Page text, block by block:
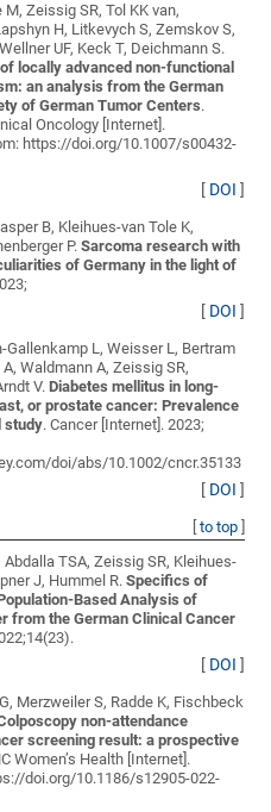
Zeissig SR, Tol KK van,
H, Litkevych S, Zemskov S,
UF, Keck T, Deichmann S.
locally advanced non-functional
an analysis from the German
of German Tumor Centers.
Oncology [Internet].
https://doi.org/10.1007/s00432-
[ DOI ]
B, Kleihues-van Tole K,
P.Sarcoma research with
of Germany in the light of
[ DOI ]
Gallenkamp L, Weisser L, Bertram
Waldmann A, Zeissig SR,
V.Diabetes mellitus in long-
or prostate cancer: Prevalence
study. Cancer [Internet]. 2023;
doi/abs/10.1002/cncr.35133
[ DOI ]
to top]
TSA, Zeissig SR, Kleihues-
J, Hummel R.Specifics of
Based Analysis of
from the German Clinical Cancer
[ DOI ]
Merzweiler S, Radde K, Fischbeck
non-attendance
screening result: a prospective
Women’s Health [Internet].
doi.org/10.1186/s12905-022-